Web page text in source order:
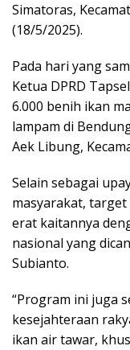
Simatoras,
(18/5/2025).
Pada hari yang
Ketua DPRD
6.000 benih ikan
lampam di
Aek Libung,
Selain sebagai
masyarakat,
erat kaitannya
nasional yang
Subianto.
“Program ini juga
kesejahteraan
ikan air tawar,